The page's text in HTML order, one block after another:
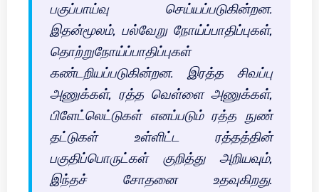
பகுப்பாய்வு செய்யப்படுகின்றன.
இதன்மூலம், பல்வேறு நோய்ப்பாதிப்புகள்,
தொற்றுநோய்ப்பாதிப்புகள்
கண்டறியப்படுகின்றன. இரத்த சிவப்பு
அணுக்கள், ரத்த வெள்ளை அணுக்கள்,
பிளேட்லெட்டுகள் எனப்படும் ரத்த நுண்
தட்டுகள் உள்ளிட்ட ரத்தத்தின்
பகுதிப்பொருட்கள் குறித்து அறியவும்,
இந்தச் சோதனை உதவுகிறது.